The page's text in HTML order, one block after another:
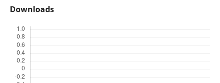
Downloads